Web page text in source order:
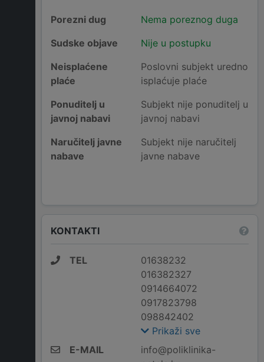
Porezni dug
Nema poreznog duga
Sudske objave
Nije u postupku
Neisplaćene
plaće
Poslovni subjekt uredno
isplaćuje plaće
Ponuditelj u
javnoj nabavi
Subjekt nije ponuditelj u
javnoj nabavi
Naručitelj javne
nabave
Subjekt nije naručitelj
javne nabave
KONTAKTI
TEL
01638232
016382327
0914664072
0917823798
098842402
Prikaži sve
E-MAIL
info@poliklinika-